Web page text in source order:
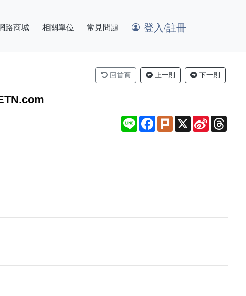
路商城 相關單位 常見問題 登入/註冊
回首頁 上一則 下一則
Line Facebook
Plurk X
Sina
Weibo